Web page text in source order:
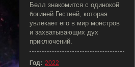
Белл знакомится с одинокой
богиней Гестией, которая
увлекает его в мир монстров
и захватывающих дух
приключений.
Год: 2022